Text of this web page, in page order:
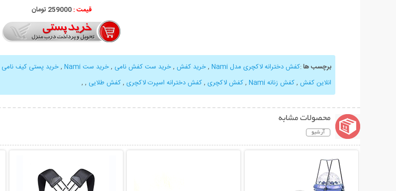
قیمت :259000 تومان
برچسب ها:کفش دخترانه لاکچری مدل Nami ,خرید کفش ,خرید ست کفش نامی ,خرید ست Nami ,خرید پستی کیف نامی
انلاین کفش ,کفش زنانه Nami ,کفش لاکچری ,کفش دخترانه اسپرت لاکچری ,کفش طلایی ,
,
محصولات مشابه
آرشیو